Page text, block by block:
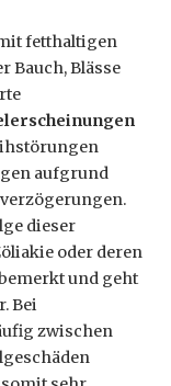
fetthaltigen
Bauch, Blässe
aufgrund
dieser
oder deren
und geht
Bei
zwischen